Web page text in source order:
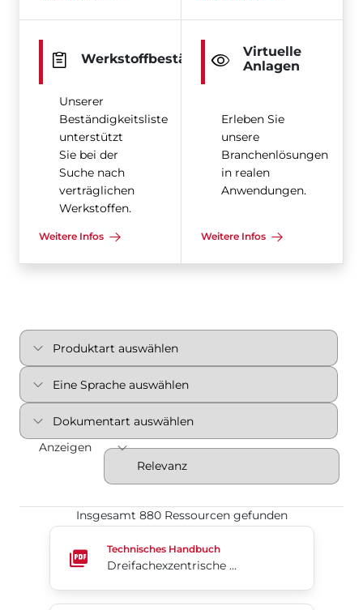
Werkstoffbeständigkeit
Unserer
Beständigkeitsliste
unterstützt
Sie bei der
Suche nach
verträglichen
Werkstoffen.
Weitere Infos
Virtuelle
Anlagen
Erleben Sie
unsere
Branchenlösungen
in realen
Anwendungen.
Weitere Infos
Anzeigen
Insgesamt 880 Ressourcen gefunden
Dreifachexzentrische Absperrklappe Trilok-Cx.
Technisches Handbuch
Dreifachexzentrische Absperrklappe Trilok-Cx.